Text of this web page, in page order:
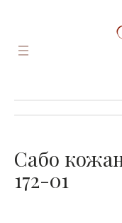
Сабо
172-01